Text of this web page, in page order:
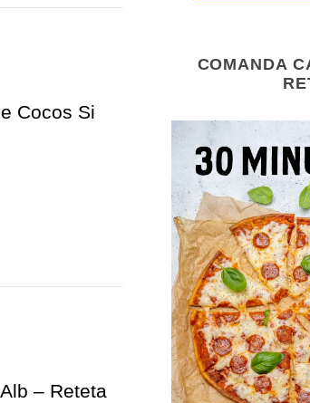
Cocos Si
– Reteta
COMANDA